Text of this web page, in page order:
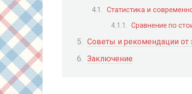
Статистика и
Сравнение по
Советы и рекомендации от
Заключение